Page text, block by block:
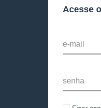
Acesse
e-mail
senha